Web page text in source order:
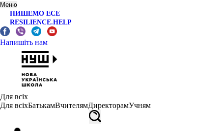
Меню
ПИШЕМО ЕСЕ
RESILIENCE.HELP
Напишіть нам
Для всіх
Для всіхБатькамВчителямДиректорамУчням